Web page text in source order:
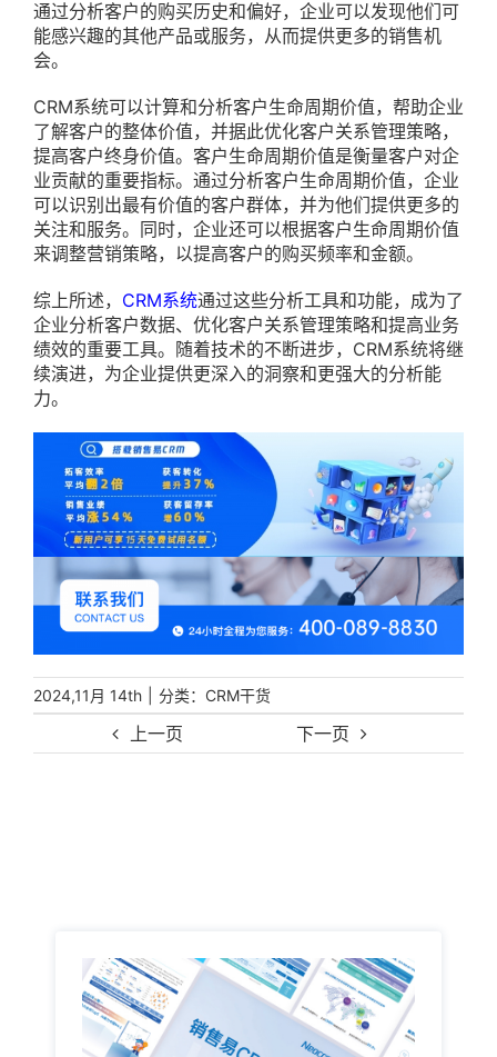
上一页 下一页
通过分析客户的购买历史和偏好，企业可以发现他们可
能感兴趣的其他产品或服务，从而提供更多的销售机
会。
CRM系统可以计算和分析客户生命周期价值，帮助企业
了解客户的整体价值，并据此优化客户关系管理策略，
提高客户终身价值。客户生命周期价值是衡量客户对企
业贡献的重要指标。通过分析客户生命周期价值，企业
可以识别出最有价值的客户群体，并为他们提供更多的
关注和服务。同时，企业还可以根据客户生命周期价值
来调整营销策略，以提高客户的购买频率和金额。
综上所述， CRM系统通过这些分析工具和功能，成为了
企业分析客户数据、优化客户关系管理策略和提高业务
绩效的重要工具。随着技术的不断进步，CRM系统将继
续演进，为企业提供更深入的洞察和更强大的分析能
力。
2024,11月 14th 分类： CRM干货